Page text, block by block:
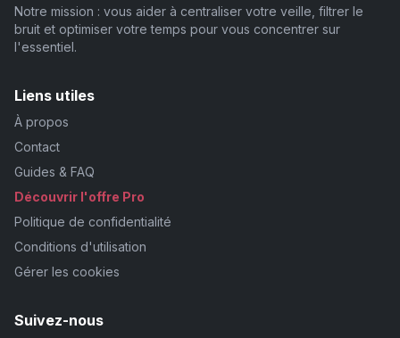
Notre mission : vous aider à centraliser votre veille, filtrer le
bruit et optimiser votre temps pour vous concentrer sur
l'essentiel.
Liens utiles
À propos
Contact
Guides & FAQ
Découvrir l'offre Pro
Politique de confidentialité
Conditions d'utilisation
Gérer les cookies
Suivez-nous